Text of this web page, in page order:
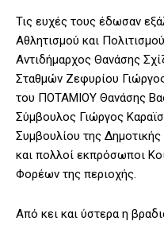
Τις ευχές τους έδωσαν
Αθλητισμού και
Αντιδήμαρχος Θανάσης
Σταθμών Ζεφυρίου
του ΠΟΤΑΜΙΟΥ Θανάσης
Σύμβουλος Γιώργος
Συμβουλίου της
και πολλοί εκπρόσωποι
Φορέων της περιοχής.
Από κει και ύστερα η